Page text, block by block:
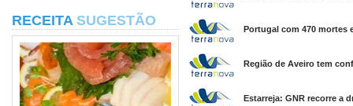
RECEITA SUGESTÃO
Portugal com 470 mortes
Região de Aveiro tem
Estarreja: GNR recorre a